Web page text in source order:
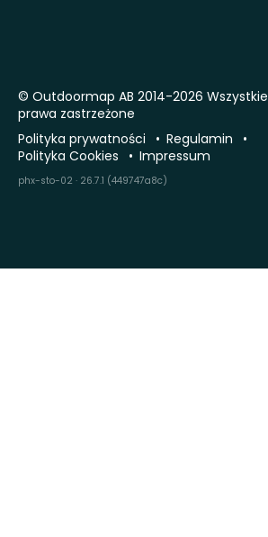
© Outdoormap AB 2014-2026 Wszystkie
prawa zastrzeżone
Polityka prywatności
Regulamin
Polityka Cookies
Impressum
phx-sto-02 · 26.7.1 (449747a8c)